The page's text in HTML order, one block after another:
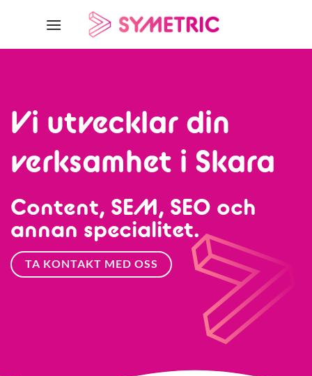
Vi utvecklar din
verksamhet i Skara
Content, SEM, SEO och
annan specialitet.
TA KONTAKT MED OSS